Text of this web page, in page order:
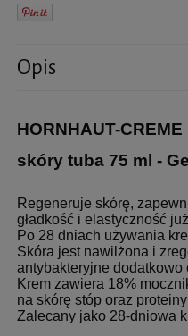
Opis
HORNHAUT-
skóry tuba 75 ml -
Regeneruje skórę,
gładkość i elastyczność
Po 28 dniach używania
Skóra jest nawilżona i
antybakteryjne dodatkowo
Krem zawiera 18%
na skórę stóp oraz
Zalecany jako 28-dniowa